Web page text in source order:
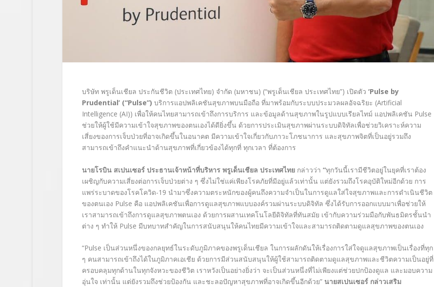
บริษัท พรูเด็นเชียล ประกันชีวิต (ประเทศไทย) จำกัด (มหาชน) (“พรูเด็นเชียล ประเทศไทย”) เปิดตัว ‘Pulse by
Prudential’ (“Pulse”) บริการแอปพลิเคชันสุขภาพบนมือถือ ที่มาพร้อมกับระบบประมวลผลอัจฉริยะ (Artificial
Intelligence (AI)) เพื่อให้คนไทยสามารถเข้าถึงการบริการ และข้อมูลด้านสุขภาพในรูปแบบเรียลไทม์ แอปพลิเคชัน Pulse
ช่วยให้ผู้ใช้มีความเข้าใจสุขภาพของตนเองได้ดียิ่งขึ้น ด้วยการประเมินสุขภาพผ่านระบบดิจิทัลเพื่อช่วยวิเคราะห์ความ
เสี่ยงของการเจ็บป่วยที่อาจเกิดขึ้นในอนาคต มีความเข้าใจเกี่ยวกับภาวะโภชนาการ และสุขภาพจิตที่เป็นอยู่รวมถึง
สามารถเข้าถึงคำแนะนำด้านสุขภาพที่เกี่ยวข้องได้ทุกที่ ทุกเวลา ที่ต้องการ
นายโรบิน สเปนเซอร์ ประธานเจ้าหน้าที่บริหาร พรูเด็นเชียล ประเทศไทย กล่าวว่า “ทุกวันนี้เรามีชีวิตอยู่ในยุคที่เราต้อง
เผชิญกับความเสี่ยงต่อการเจ็บป่วยต่าง ๆ ซึ่งไม่ใช่แค่เพียงโรคภัยที่มีอยู่แล้วเท่านั้น แต่ยังรวมถึงโรคอุบัติใหม่อีกด้วย การ
แพร่ระบาดของโรคโควิด-19 นำมาซึ่งความตระหนักของผู้คนถึงความจำเป็นในการดูแลใส่ใจสุขภาพและการดำเนินชีวิต
ของตนเอง Pulse คือ แอปพลิเคชันเพื่อการดูแลสุขภาพแบบองค์รวมผ่านระบบดิจิทัล ซึ่งได้รับการออกแบบมาเพื่อช่วยให้
เราสามารถเข้าถึงการดูแลสุขภาพตนเอง ด้วยการผสานเทคโนโลยีดิจิทัลที่ทันสมัย เข้ากับความร่วมมือกับพันธมิตรชั้นนำ
ต่าง ๆ ทำให้ Pulse มีบทบาทสำคัญในการสนับสนุนให้คนไทยมีความเข้าใจและสามารถติดตามดูแลสุขภาพของตนเอง
“Pulse เป็นส่วนหนึ่งของกลยุทธ์ในระดับภูมิภาคของพรูเด็นเชียล ในการผลักดันให้เรื่องการใส่ใจดูแลสุขภาพเป็นเรื่องที่ทุก
ๆ คนสามารถเข้าถึงได้ในภูมิภาคเอเชีย ด้วยการมีส่วนสนับสนุนให้ผู้ใช้สามารถติดตามดูแลสุขภาพและชีวิตความเป็นอยู่ที่
ครอบคลุมทุกด้านในทุกจังหวะของชีวิต เราหวังเป็นอย่างยิ่งว่า จะเป็นส่วนหนึ่งที่ไม่เพียงแต่ช่วยปกป้องดูแล และมอบความ
อุ่นใจ เท่านั้น แต่ยังรวมถึงช่วยป้องกัน และชะลอปัญหาสุขภาพที่อาจเกิดขึ้นอีกด้วย” นายสเปนเซอร์ กล่าวเสริม